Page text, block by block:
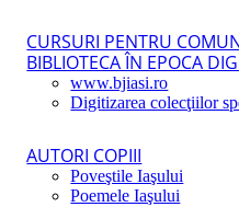
CURSURI PENTRU
BIBLIOTECA ÎN EPOCA
www.bjiasi.ro
Digitizarea colecţiilor
AUTORI COPIII
Poveştile Iaşului
Poemele Iaşului